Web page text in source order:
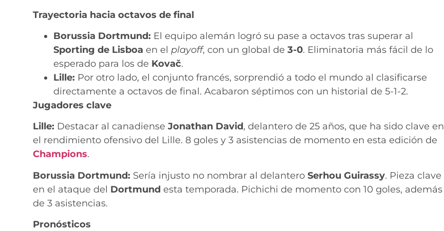
Trayectoria hacia octavos de final
Borussia Dortmund: El equipo alemán logró su pase a octavos tras superar al
Sporting de Lisboa en el playoff, con un global de 3-0. Eliminatoria más fácil de lo
esperado para los de Kovač.
Lille: Por otro lado, el conjunto francés, sorprendió a todo el mundo al clasificarse
directamente a octavos de final. Acabaron séptimos con un historial de 5-1-2.
Jugadores clave
Lille: Destacar al canadiense Jonathan David, delantero de 25 años, que ha sido clave en
el rendimiento ofensivo del Lille. 8 goles y 3 asistencias de momento en esta edición de
Champions.
Borussia Dortmund: Sería injusto no nombrar al delantero Serhou Guirassy. Pieza clave
en el ataque del Dortmund esta temporada. Pichichi de momento con 10 goles, además
de 3 asistencias.
Pronósticos